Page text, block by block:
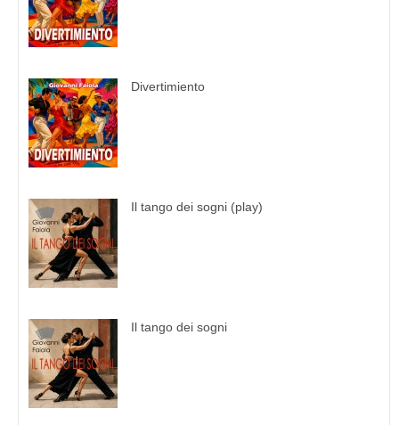
Divertimiento
Il tango dei sogni (play)
Il tango dei sogni